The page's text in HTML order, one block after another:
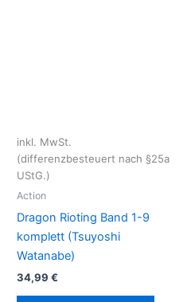
inkl. MwSt.
(differenzbesteuert nach §25a
UStG.)
Action
Dragon Rioting Band 1-9
komplett (Tsuyoshi
Watanabe)
34,99 €